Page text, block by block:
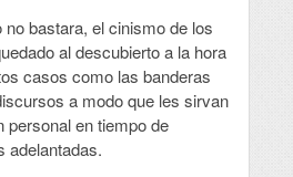
bastara, el cinismo de los
al descubierto a la hora
casos como las banderas
a modo que les sirvan
personal en tiempo de
adelantadas.